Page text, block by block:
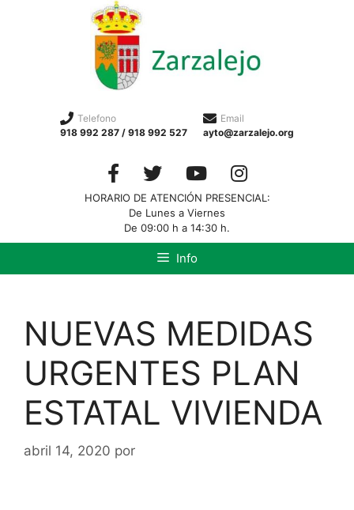
Telefono
918 992 287 / 918 992 527
Email
ayto@zarzalejo.org
HORARIO DE ATENCIÓN PRESENCIAL:
De Lunes a Viernes
De 09:00 h a 14:30 h.
Info
NUEVAS MEDIDAS
URGENTES PLAN
ESTATAL VIVIENDA
abril 14, 2020 por